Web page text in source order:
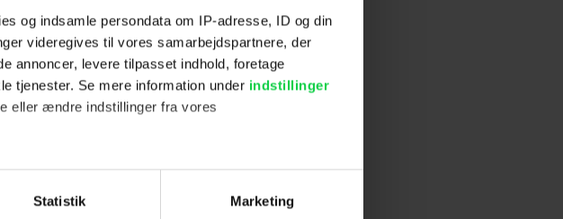
og indsamle persondata om IP-adresse, ID og din
videregives til vores samarbejdspartnere, der
annoncer, levere tilpasset indhold, foretage
tjenester. Se mere information under indstillinger
eller ændre indstillinger fra vores
inden for få meter
Statistik Marketing
samt de to efterfølgere,
til voksfigurer,
Fox i 2019 valgte studiet at